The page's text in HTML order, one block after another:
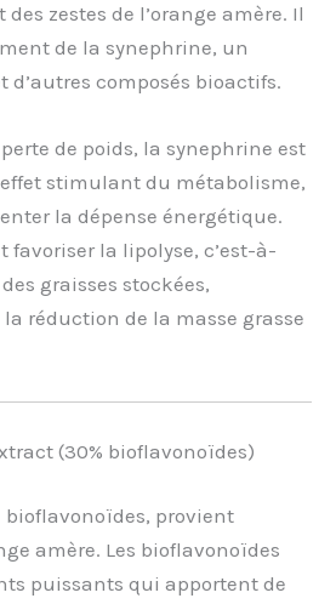
zestes de l’orange amère. Il
de la synephrine, un
composés bioactifs.
de poids, la synephrine est
stimulant du métabolisme,
la dépense énergétique.
favoriser la lipolyse, c’est-à-
graisses stockées,
réduction de la masse grasse
(30% bioflavonoïdes)
bioflavonoïdes, provient
amère. Les bioflavonoïdes
puissants qui apportent de